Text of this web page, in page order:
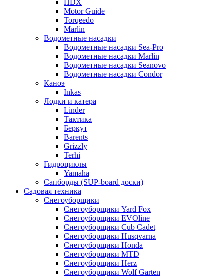
HDX
Motor Guide
Torqeedo
Marlin
Водометные насадки
Водометные насадки Sea-Pro
Водометные насадки Marlin
Водометные насадки Seanovo
Водометные насадки Condor
Каноэ
Inkas
Лодки и катера
Linder
Тактика
Беркут
Barents
Grizzly
Terhi
Гидроциклы
Yamaha
Сапборды (SUP-board доски)
Садовая техника
Снегоуборщики
Снегоуборщики Yard Fox
Снегоуборщики EVOline
Снегоуборщики Cub Cadet
Снегоуборщики Husqvarna
Снегоуборщики Honda
Снегоуборщики MTD
Снегоуборщики Herz
Снегоуборщики Wolf Garten